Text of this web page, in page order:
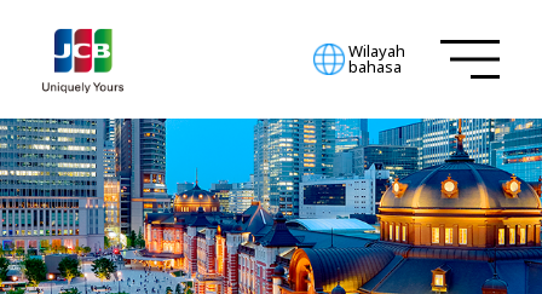
Wilayah
bahasa